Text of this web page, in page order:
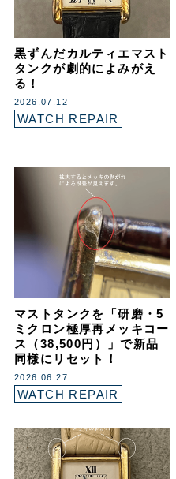
黒ずんだカルティエマスト
タンクが劇的によみがえ
る！
2026.07.12
WATCH REPAIR
マストタンクを「研磨・5
ミクロン極厚再メッキコー
ス（38,500円）」で新品
同様にリセット！
2026.06.27
WATCH REPAIR